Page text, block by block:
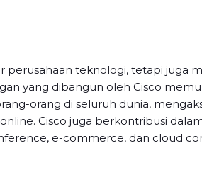
perusahaan teknologi, tetapi juga
yang dibangun oleh Cisco
orang di seluruh dunia,
Cisco juga berkontribusi
e-commerce, dan cloud